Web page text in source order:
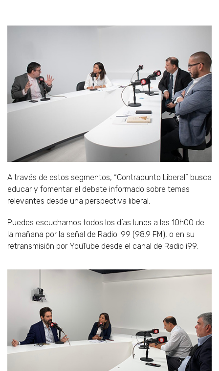
A través de estos segmentos, “Contrapunto Liberal” busca
educar y fomentar el debate informado sobre temas
relevantes desde una perspectiva liberal.
Puedes escucharnos todos los días lunes a las 10h00 de
la mañana por la señal de Radio i99 (98.9 FM), o en su
retransmisión por YouTube desde el canal de Radio i99.